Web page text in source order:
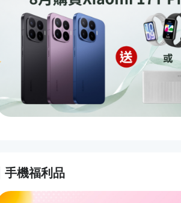
手機福利品